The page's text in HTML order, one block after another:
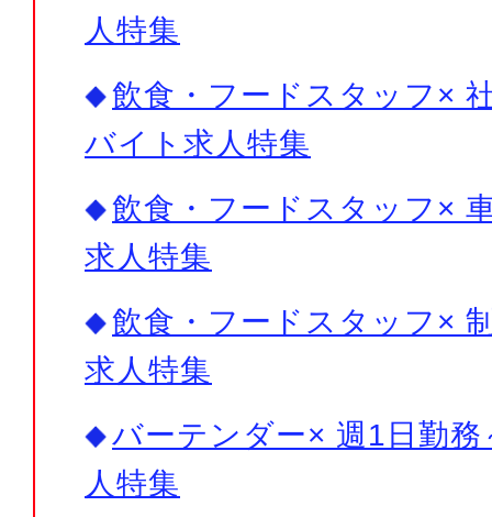
人特集
飲食・フードスタッフ×
バイト求人特集
飲食・フードスタッフ×
求人特集
飲食・フードスタッフ×
求人特集
バーテンダー× 週1日勤
人特集